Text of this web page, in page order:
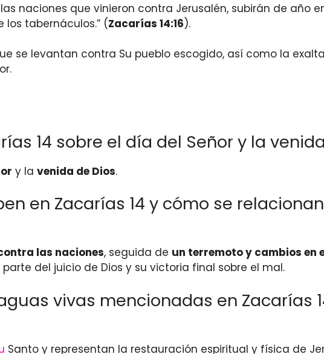
naciones que vinieron contra Jerusalén, subirán de año
los tabernáculos.” (Zacarías 14:16).
se levantan contra Su pueblo escogido, así como la
14 sobre el día del Señor y la
y la venida de Dios.
en Zacarías 14 y cómo se
las naciones, seguida de un terremoto y cambios en
del juicio de Dios y su victoria final sobre el mal.
vivas mencionadas en Zacarías
Santo y representan la restauración espiritual y física de